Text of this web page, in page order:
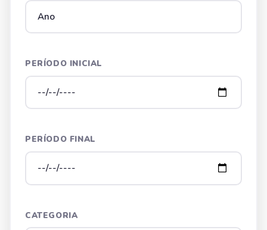
PERÍODO INICIAL
PERÍODO FINAL
CATEGORIA